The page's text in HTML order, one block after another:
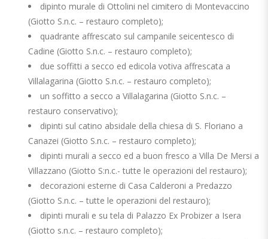
dipinto murale di Ottolini nel cimitero di Montevaccino
(Giotto S.n.c. – restauro completo);
quadrante affrescato sul campanile seicentesco di
Cadine (Giotto S.n.c. – restauro completo);
due soffitti a secco ed edicola votiva affrescata a
Villalagarina (Giotto S.n.c. – restauro completo);
un soffitto a secco a Villalagarina (Giotto S.n.c. –
restauro conservativo);
dipinti sul catino absidale della chiesa di S. Floriano a
Canazei (Giotto S.n.c. – restauro completo);
dipinti murali a secco ed a buon fresco a Villa De Mersi a
Villazzano (Giotto S:n.c.- tutte le operazioni del restauro);
decorazioni esterne di Casa Calderoni a Predazzo
(Giotto S.n.c. – tutte le operazioni del restauro);
dipinti murali e su tela di Palazzo Ex Probizer a Isera
(Giotto s.n.c. – restauro completo);